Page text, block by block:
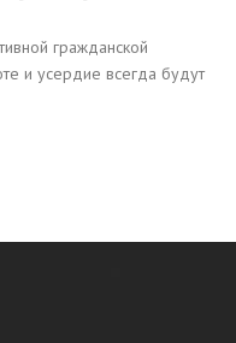
гражданской
и усердие всегда будут